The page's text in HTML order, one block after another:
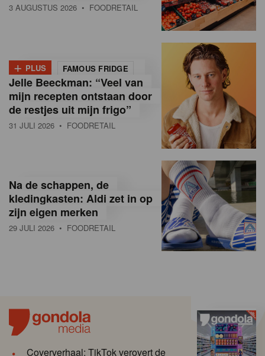
3 AUGUSTUS 2026 • FOODRETAIL
+ PLUS FAMOUS FRIDGE
Jelle Beeckman: “Veel van
mijn recepten ontstaan door
de restjes uit mijn frigo”
31 JULI 2026 • FOODRETAIL
Na de schappen, de
kledingkasten: Aldi zet in op
zijn eigen merken
29 JULI 2026 • FOODRETAIL
Coververhaal: TikTok verovert de